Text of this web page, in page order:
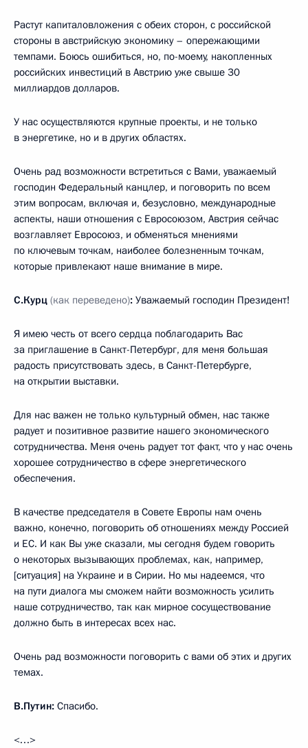
Растут капиталовложения с обеих сторон, с российской
стороны в австрийскую экономику – опережающими
темпами. Боюсь ошибиться, но, по-моему, накопленных
российских инвестиций в Австрию уже свыше 30
миллиардов долларов.
У нас осуществляются крупные проекты, и не только
в энергетике, но и в других областях.
Очень рад возможности встретиться с Вами, уважаемый
господин Федеральный канцлер, и поговорить по всем
этим вопросам, включая и, безусловно, международные
аспекты, наши отношения с Евросоюзом, Австрия сейчас
возглавляет Евросоюз, и обменяться мнениями
по ключевым точкам, наиболее болезненным точкам,
которые привлекают наше внимание в мире.
С.Курц (как переведено): Уважаемый господин Президент!
Я имею честь от всего сердца поблагодарить Вас
за приглашение в Санкт-Петербург, для меня большая
радость присутствовать здесь, в Санкт-Петербурге,
на открытии выставки.
Для нас важен не только культурный обмен, нас также
радует и позитивное развитие нашего экономического
сотрудничества. Меня очень радует тот факт, что у нас очень
хорошее сотрудничество в сфере энергетического
обеспечения.
В качестве председателя в Совете Европы нам очень
важно, конечно, поговорить об отношениях между Россией
и ЕС. И как Вы уже сказали, мы сегодня будем говорить
о некоторых вызывающих проблемах, как, например,
[ситуация] на Украине и в Сирии. Но мы надеемся, что
на пути диалога мы сможем найти возможность усилить
наше сотрудничество, так как мирное сосуществование
должно быть в интересах всех нас.
Очень рад возможности поговорить с вами об этих и других
темах.
В.Путин: Спасибо.
<…>